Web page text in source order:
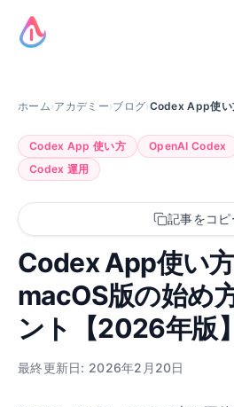
ホーム›アカデミー›ブログ›Codex App使い
Codex App 使い方 OpenAI Codex
Codex 運用
記事をコピ
Codex App使い
macOS版の始め
ント【2026年版】
最終更新日: 2026年2月20日